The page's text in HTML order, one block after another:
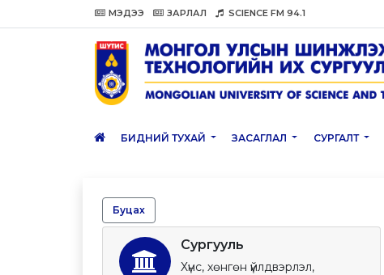
МЭДЭЭ ЗАРЛАЛ SCIENCE FM 94.1
БИДНИЙ ТУХАЙ ЗАСАГЛАЛ СУРГАЛТ
Буцах
Сургууль
Хүнс, хөнгөн үйлдвэрлэл,